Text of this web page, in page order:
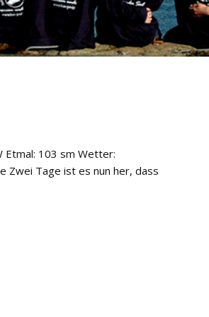
Etmal: 103 sm Wetter:
Zwei Tage ist es nun her, dass